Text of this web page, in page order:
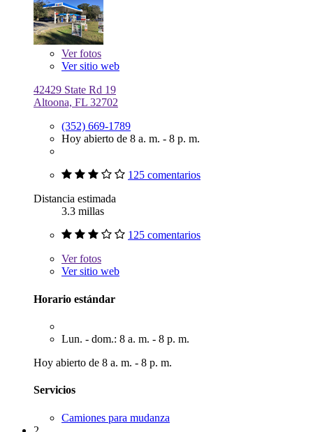
Verfotos
Ver sitio web
42429 State Rd 19
Altoona, FL 32702
(352) 669-1789
Hoy abierto de 8 a. m. - 8 p. m.
125 comentarios
Distancia estimada
3.3 millas
125 comentarios
Verfotos
Ver sitio web
Horario estándar
Lun. - dom.: 8 a. m. - 8 p. m.
Hoy abierto de 8 a. m. - 8 p. m.
Servicios
Camiones para mudanza